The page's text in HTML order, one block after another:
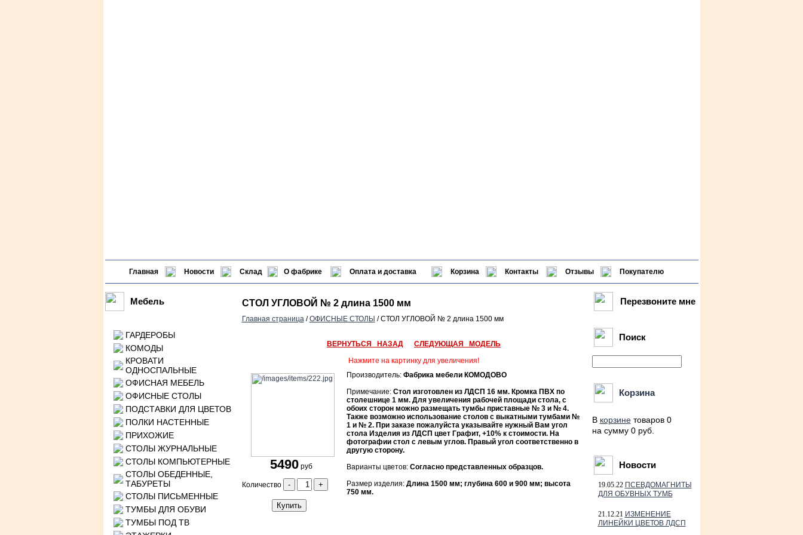
Главная Новости Склад О фабрике Оплата и доставка Корзина Контакты Отзывы Покупателю
Мебель
ГАРДЕРОБЫ
КОМОДЫ
КРОВАТИ
ОДНОСПАЛЬНЫЕ
ОФИСНАЯ МЕБЕЛЬ
ОФИСНЫЕ СТОЛЫ
ПОДСТАВКИ ДЛЯ ЦВЕТОВ
ПОЛКИ НАСТЕННЫЕ
ПРИХОЖИЕ
СТОЛЫ ЖУРНАЛЬНЫЕ
СТОЛЫ КОМПЬЮТЕРНЫЕ
СТОЛЫ ОБЕДЕННЫЕ,
ТАБУРЕТЫ
СТОЛЫ ПИСЬМЕННЫЕ
ТУМБЫ ДЛЯ ОБУВИ
ТУМБЫ ПОД ТВ
СТОЛ УГЛОВОЙ № 2 длина 1500 мм
Главная страница/ОФИСНЫЕ СТОЛЫ / СТОЛ УГЛОВОЙ № 2 длина 1500 мм
ВЕРНУТЬСЯ НАЗАД
СЛЕДУЮЩАЯ МОДЕЛЬ
Нажмите на картинку для увеличения!
5490руб
Количество - +
Купить
Производитель: Фабрика мебели КОМОДОВО
Примечание: Стол изготовлен из ЛДСП 16 мм. Кромка ПВХ по
столешнице 1 мм. Для увеличения рабочей площади стола, с
обоих сторон можно размещать тумбы приставные № 3 и № 4.
Также возможно использование столов с выкатными тумбами №
1 и № 2. При заказе пожалуйста указывайте нужный Вам угол
стола Изделия из ЛДСП цвет Графит, +10% к стоимости. На
фотографии стол с левым углов. Правый угол соответственно в
другую сторону.
Варианты цветов: Согласно представленных образцов.
Размер изделия: Длина 1500 мм; глубина 600 и 900 мм; высота
750 мм.
Перезвоните мне
Поиск
Корзина
В корзинетоваров 0
на сумму 0 руб.
Новости
19.05.22 ПСЕВДОМАГНИТЫ
ДЛЯ ОБУВНЫХ ТУМБ
21.12.21 ИЗМЕНЕНИЕ
ЛИНЕЙКИ ЦВЕТОВ ЛДСП